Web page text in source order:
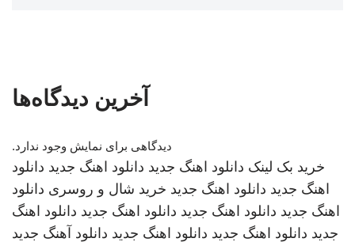
آخرین دیدگاه‌ها
دیدگاهی برای نمایش وجود ندارد.
خرید بک لینک دانلود اهنگ جدید دانلود اهنگ جدید دانلود
اهنگ جدید دانلود اهنگ جدید خرید شال و روسری دانلود
اهنگ جدید دانلود اهنگ جدید دانلود اهنگ جدید دانلود اهنگ
جدید دانلود اهنگ جدید دانلود اهنگ جدید دانلود آهنگ جدید